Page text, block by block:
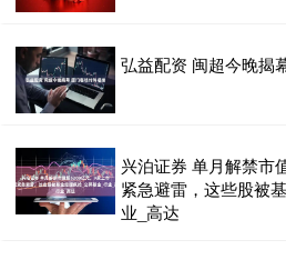
弘益配资 闽超今晚揭
兴泊证券 单月解禁市
紧急避雷，这些股被
业_高达